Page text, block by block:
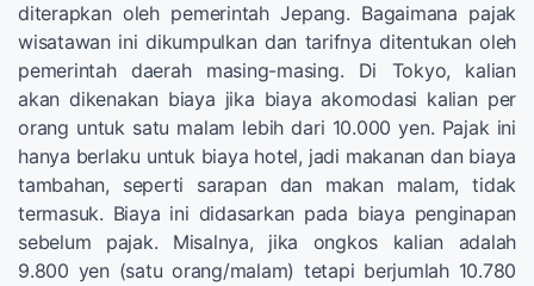
diterapkan oleh pemerintah Jepang. Bagaimana pajak
wisatawan ini dikumpulkan dan tarifnya ditentukan oleh
pemerintah daerah masing-masing. Di Tokyo, kalian
akan dikenakan biaya jika biaya akomodasi kalian per
orang untuk satu malam lebih dari 10.000 yen. Pajak ini
hanya berlaku untuk biaya hotel, jadi makanan dan biaya
tambahan, seperti sarapan dan makan malam, tidak
termasuk. Biaya ini didasarkan pada biaya penginapan
sebelum pajak. Misalnya, jika ongkos kalian adalah
9.800 yen (satu orang/malam) tetapi berjumlah 10.780